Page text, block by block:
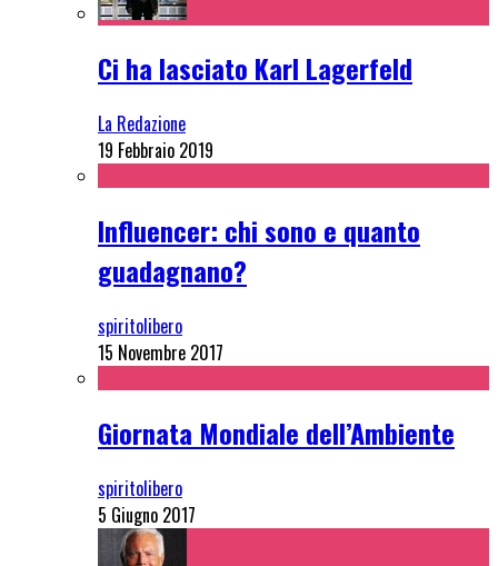
Ci ha lasciato Karl Lagerfeld
La Redazione
19 Febbraio 2019
Influencer: chi sono e quanto
guadagnano?
spiritolibero
15 Novembre 2017
Giornata Mondiale dell’Ambiente
spiritolibero
5 Giugno 2017